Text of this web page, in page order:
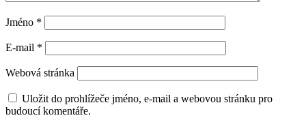
Jméno *
E-mail *
Webová stránka
Uložit do prohlížeče jméno, e-mail a webovou stránku pro
budoucí komentáře.